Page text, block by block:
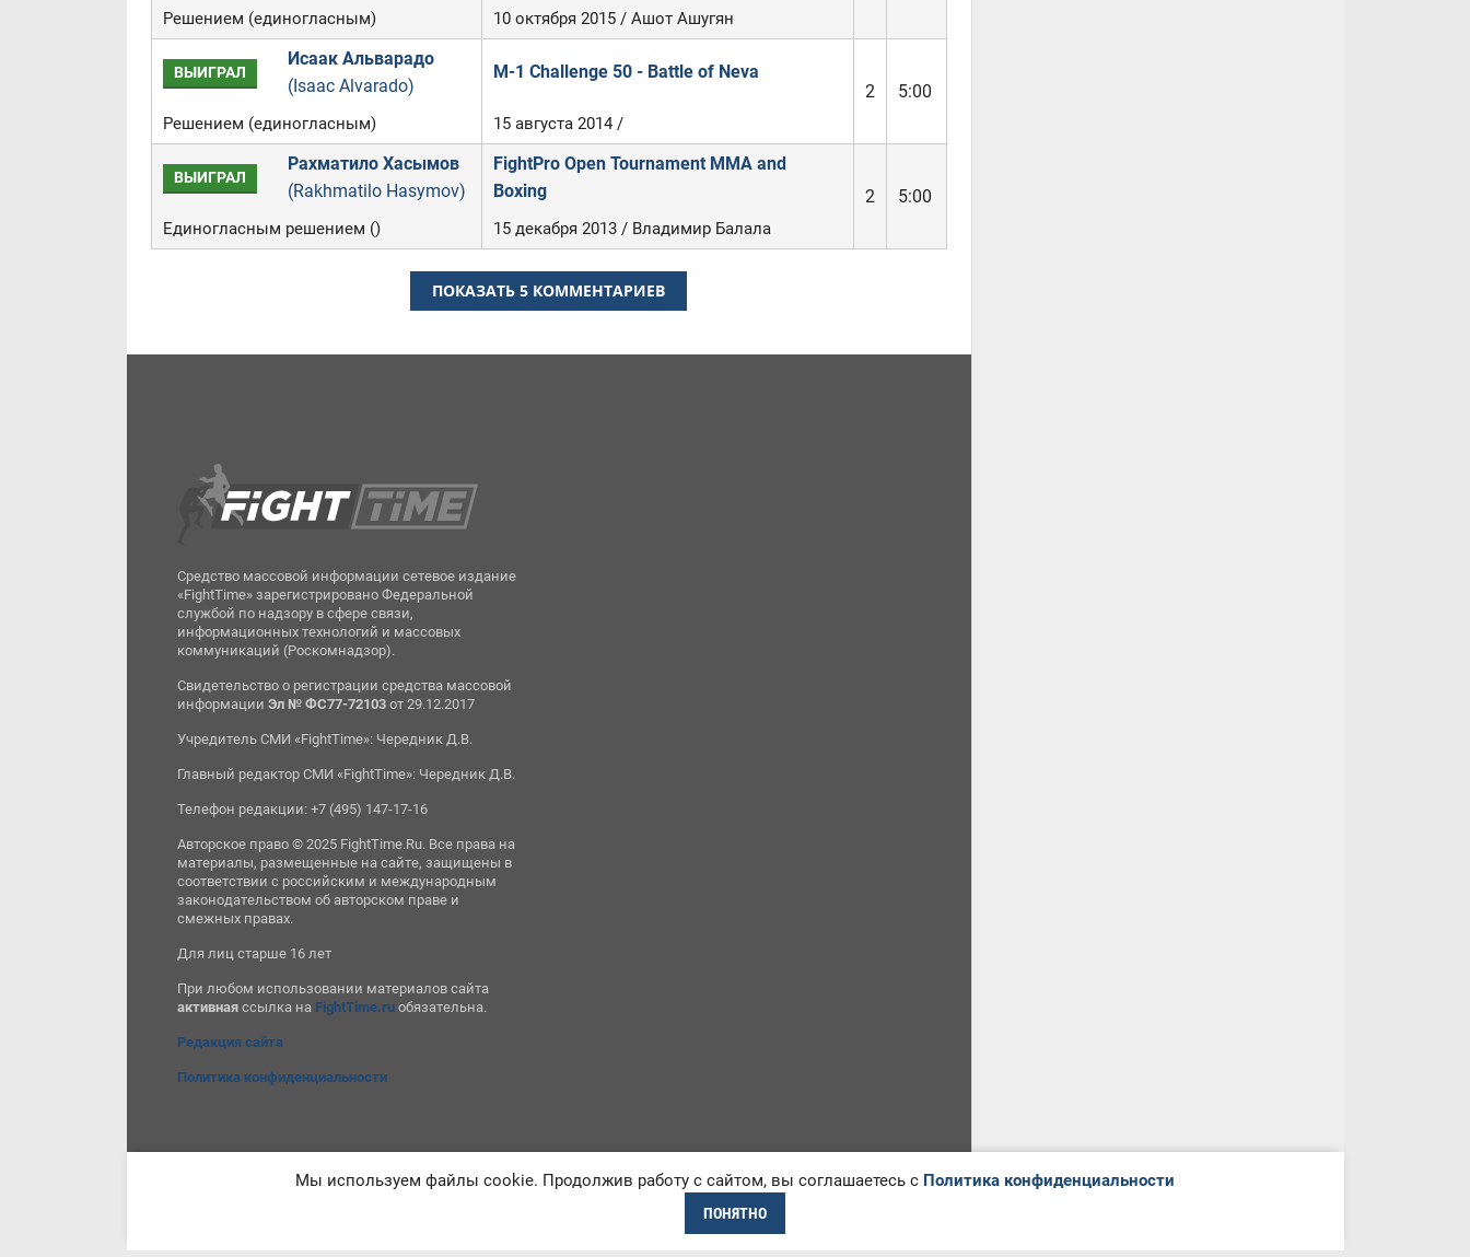
Решением (единогласным) 10 октября 2015 / Ашот Ашугян
ВЫИГРАЛ
Исаак Альварадо
(Isaac Alvarado)
M-1 Challenge 50 - Battle of Neva
2
5:00
Решением (единогласным) 15 августа 2014 /
ВЫИГРАЛ
Рахматило Хасымов
(Rakhmatilo Hasymov)
FightPro Open Tournament MMA and
Boxing
2 5:00
Единогласным решением () 15 декабря 2013 / Владимир Балала
ПОКАЗАТЬ 5 КОММЕНТАРИЕВ
Средство массовой информации сетевое издание
«FightTime» зарегистрировано Федеральной
службой по надзору в сфере связи,
информационных технологий и массовых
коммуникаций (Роскомнадзор).
Свидетельство о регистрации средства массовой
информацииЭл № ФС77-72103 от 29.12.2017
Учредитель СМИ «FightTime»: Чередник Д.В.
Главный редактор СМИ «FightTime»: Чередник Д.В.
Телефон редакции: +7 (495) 147-17-16
Авторское право © 2025 FightTime.Ru. Все права на
материалы, размещенные на сайте, защищены в
соответствии с российским и международным
законодательством об авторском праве и
смежных правах.
Для лиц старше 16 лет
При любом использовании материалов сайта
активная ссылка на FightTime.ru обязательна.
Редакция сайта
Политика конфиденциальности
Мы используем файлы cookie. Продолжив работу с сайтом, вы соглашаетесь с Политика конфиденциальности
ПОНЯТНО